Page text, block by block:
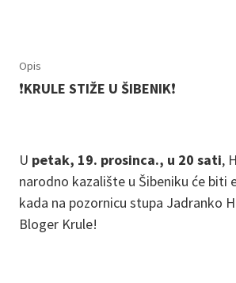
Opis
❗️KRULE STIŽE U ŠIBENIK❗️
U petak, 19. prosinca., u 20 sati,
narodno kazalište u Šibeniku će biti
kada na pozornicu stupa Jadranko
Bloger Krule!